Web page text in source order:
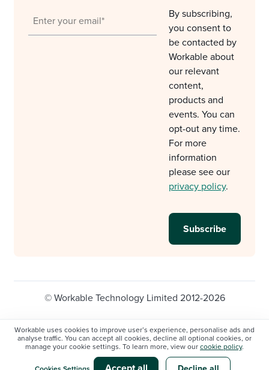
Workable uses cookies to improve user’s experience, personalise ads and
analyse traffic. You can accept all cookies, decline all optional cookies, or
manage your cookie settings. To learn more, view our cookie policy.
By subscribing,
you consent to
be contacted by
Workable about
our relevant
content,
products and
events. You can
opt-out any time.
For more
information
please see our
privacy policy.
© Workable Technology Limited 2012-2026
Privacy policy
Cookie Settings
Do not sell/share my personal information
Modern slavery statement